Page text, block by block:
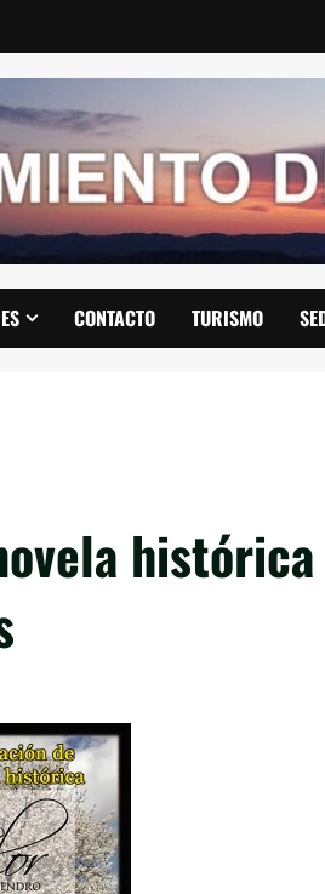
CONTACTO TURISMO